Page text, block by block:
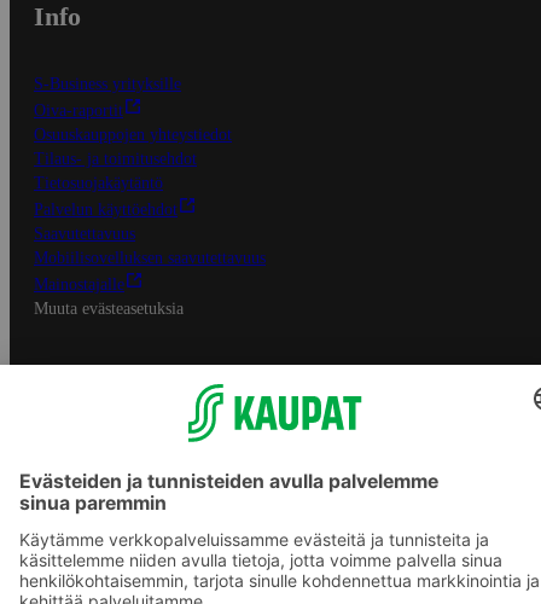
Info
S-Business yrityksille
Oiva-raportit
Osuuskauppojen yhteystiedot
Tilaus- ja toimitusehdot
Tietosuojakäytäntö
Palvelun käyttöehdot
Saavutettavuus
Mobiilisovelluksen saavutettavuus
Mainostajalle
Muuta evästeasetuksia
S-ryhmän palvelut
S-ryhmä
Asiakasomistajuus
S-ostoslista -sovellus
Prisma.fi